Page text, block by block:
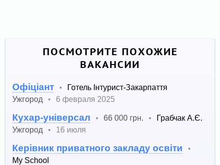
ПОСМОТРИТЕ ПОХОЖИЕ
ВАКАНСИИ
Офіціант •
Готель Інтурист-Закарпаття
Ужгород
• 6 февраля 2025
Кухар-універсал • 66 000 грн. •
Грабчак А.Є.
Ужгород
• 16 июля
Керівник приватного закладу освіти •
My School